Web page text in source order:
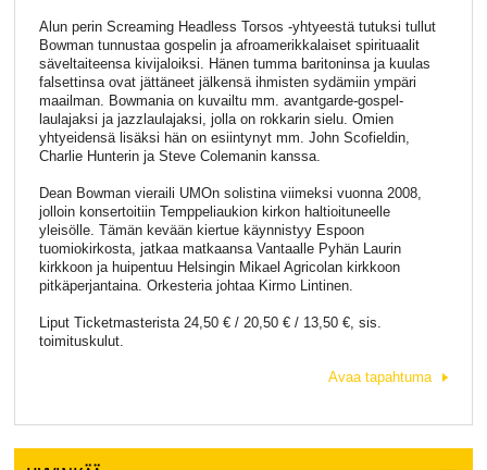
Alun perin Screaming Headless Torsos -yhtyeestä tutuksi tullut
Bowman tunnustaa gospelin ja afroamerikkalaiset spirituaalit
säveltaiteensa kivijaloiksi. Hänen tumma baritoninsa ja kuulas
falsettinsa ovat jättäneet jälkensä ihmisten sydämiin ympäri
maailman. Bowmania on kuvailtu mm. avantgarde-gospel-
laulajaksi ja jazzlaulajaksi, jolla on rokkarin sielu. Omien
yhtyeidensä lisäksi hän on esiintynyt mm. John Scofieldin,
Charlie Hunterin ja Steve Colemanin kanssa.
Dean Bowman vieraili UMOn solistina viimeksi vuonna 2008,
jolloin konsertoitiin Temppeliaukion kirkon haltioituneelle
yleisölle. Tämän kevään kiertue käynnistyy Espoon
tuomiokirkosta, jatkaa matkaansa Vantaalle Pyhän Laurin
kirkkoon ja huipentuu Helsingin Mikael Agricolan kirkkoon
pitkäperjantaina. Orkesteria johtaa Kirmo Lintinen.
Liput Ticketmasterista 24,50 € / 20,50 € / 13,50 €, sis.
toimituskulut.
Avaa tapahtuma